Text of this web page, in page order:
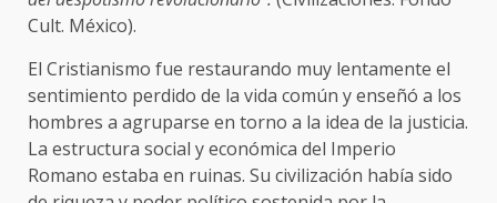
Cult. México).
El Cristianismo fue restaurando muy lentamente el
sentimiento perdido de la vida común y enseñó a los
hombres a agruparse en torno a la idea de la justicia.
La estructura social y económica del Imperio
Romano estaba en ruinas. Su civilización había sido